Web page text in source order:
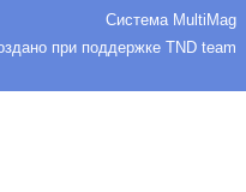
Система MultiMag
при поддержкеTND team